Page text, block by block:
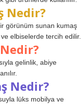
Nedir?
görünüm sunan kumaş
elbiselerde tercih edilir.
gelinlik, abiye
Nedir?
lüks mobilya ve